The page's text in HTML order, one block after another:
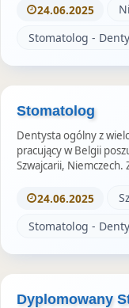
24.06.2025
Stomatolog -
Stomatolog
Dentysta ogólny z
pracujący w Belgii
Szwajcarii,
24.06.2025
Stomatolog -
Dyplomowany